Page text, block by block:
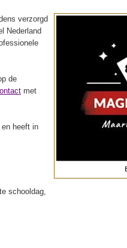
verzorgd
Nederland
de
met
heeft in
schooldag,